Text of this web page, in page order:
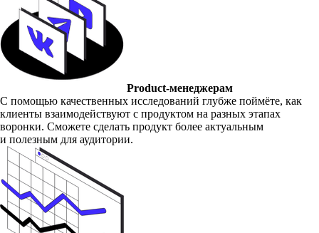
Product-менеджерам
С помощью качественных исследований глубже поймёте, как
клиенты взаимодействуют с продуктом на разных этапах
воронки. Сможете сделать продукт более актуальным
и полезным для аудитории.